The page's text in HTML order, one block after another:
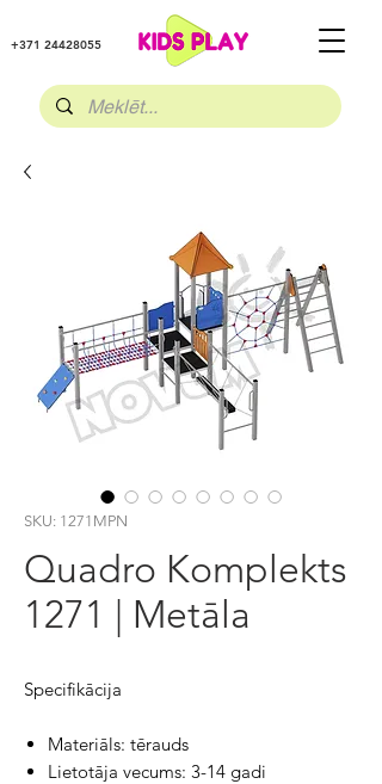
+371 24428055
SKU: 1271MPN
Quadro Komplekts
1271 | Metāla
Specifikācija
Materiāls: tērauds
Lietotāja vecums: 3-14 gadi